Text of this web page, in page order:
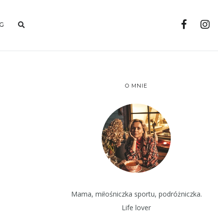
O MNIE
Mama, miłośniczka sportu, podróżniczka.
Life lover